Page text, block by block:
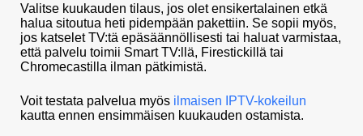
Valitse kuukauden tilaus, jos olet ensikertalainen etkä
halua sitoutua heti pidempään pakettiin. Se sopii myös,
jos katselet TV:tä epäsäännöllisesti tai haluat varmistaa,
että palvelu toimii Smart TV:llä, Firestickillä tai
Chromecastilla ilman pätkimistä.
Voit testata palvelua myös ilmaisen IPTV-kokeilun
kautta ennen ensimmäisen kuukauden ostamista.